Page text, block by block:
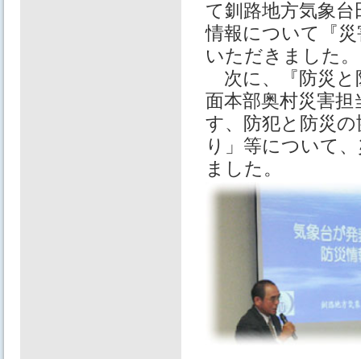
て釧路地⽅気象
情報について『
いただきました。
次に、『防災と
⾯本部奥村災害
す、防犯と防災
り」等について
ました。